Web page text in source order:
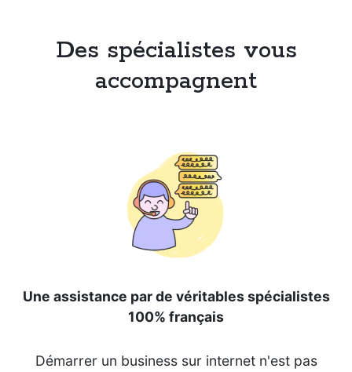
Des spécialistes vous
accompagnent
Une assistance par de véritables spécialistes
100% français
Démarrer un business sur internet n'est pas